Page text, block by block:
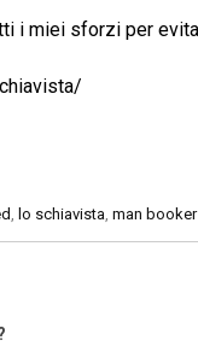
i miei sforzi per
, lo schiavista, man